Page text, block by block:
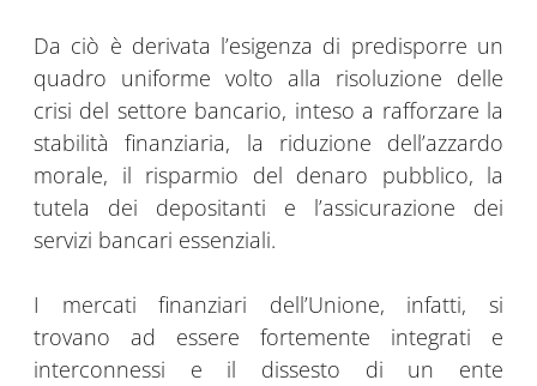
Da ciò è derivata l’esigenza di predisporre un
quadro uniforme volto alla risoluzione delle
crisi del settore bancario, inteso a rafforzare la
stabilità finanziaria, la riduzione dell’azzardo
morale, il risparmio del denaro pubblico, la
tutela dei depositanti e l’assicurazione dei
servizi bancari essenziali.
I mercati finanziari dell’Unione, infatti, si
trovano ad essere fortemente integrati e
interconnessi e il dissesto di un ente